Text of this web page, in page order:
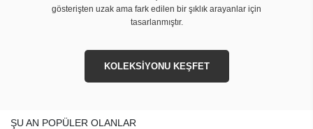
gösterişten uzak ama fark edilen bir şıklık arayanlar için
tasarlanmıştır.
KOLEKSİYONU KEŞFET
ŞU AN POPÜLER OLANLAR